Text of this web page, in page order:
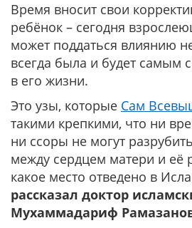
Время вносит свои
ребёнок – сегодня
может поддаться влиянию
всегда была и будет самым
в его жизни.
Это узы, которые Сам
такими крепкими, что ни
ни ссоры не могут
между сердцем матери и её
какое место отведено в
рассказал доктор
Мухаммадариф